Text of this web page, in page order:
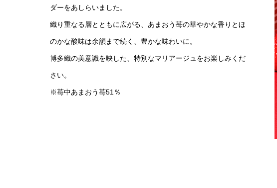
ダーをあしらいました。
織り重なる層とともに広がる、あまおう苺の華やかな香りとほ
のかな酸味は余韻まで続く、豊かな味わいに。
博多織の美意識を映した、特別なマリアージュをお楽しみくだ
さい。
※苺中あまおう苺51％